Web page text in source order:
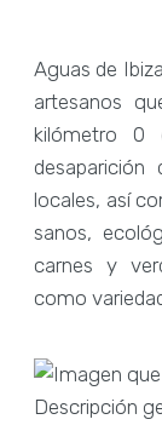
Aguas de
artesanos
kilómetro 0
desaparición
locales, así
sanos,
carnes y
como